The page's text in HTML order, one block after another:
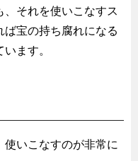
それを使いこなすス
宝の持ち腐れになる
ます。
使いこなすのが非常に